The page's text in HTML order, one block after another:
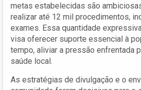
metas estabelecidas são
realizar até 12 mil procedimentos,
exames. Essa quantidade
visa oferecer suporte essencial à
tempo, aliviar a pressão enfrentada
saúde local.
As estratégias de divulgação e o